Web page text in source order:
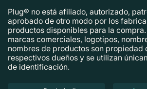
Plug® no está afiliado, autorizado,
aprobado de otro modo por los
productos disponibles para la
marcas comerciales, logotipos,
nombres de productos son propiedad
respectivos dueños y se utilizan
de identificación.